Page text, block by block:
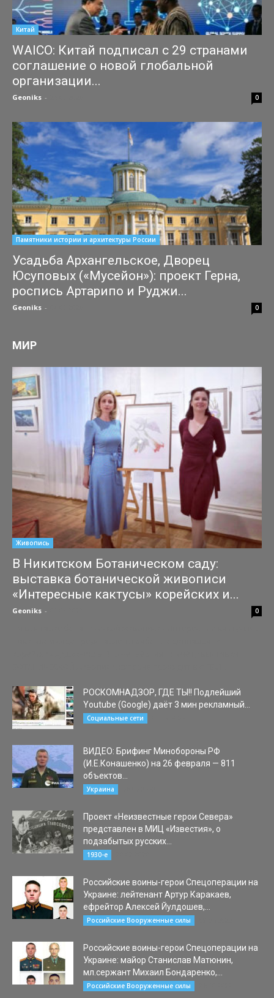
Китай
WAICO: Китай подписал с 29 странами
соглашение о новой глобальной
организации...
Geoniks - 0
Памятники истории и архитектуры России
Усадьба Архангельское, Дворец
Юсуповых («Мусейон»): проект Герна,
роспись Артарипо и Руджи...
Geoniks - 0
МИР
Живопись
В Никитском Ботаническом саду:
выставка ботанической живописи
«Интересные кактусы» корейских и...
Geoniks - 0
РОСКОМНАДЗОР, ГДЕ ТЫ!! Подлейший
Youtube (Google) даёт 3 мин рекламный...
Социальные сети
ВИДЕО: Брифинг Минобороны РФ
(И.Е.Конашенко) на 26 февраля — 811
объектов...
Украина
Проект «Неизвестные герои Севера»
представлен в МИЦ «Известия», о
подзабытых русских...
1930-е
Российские воины-герои Спецоперации на
Украине: лейтенант Артур Каракаев,
ефрейтор Алексей Йулдошев,...
Российские Вооруженные силы
Российские воины-герои Спецоперации на
Украине: майор Станислав Матюнин,
мл.сержант Михаил Бондаренко,...
Российские Вооруженные силы